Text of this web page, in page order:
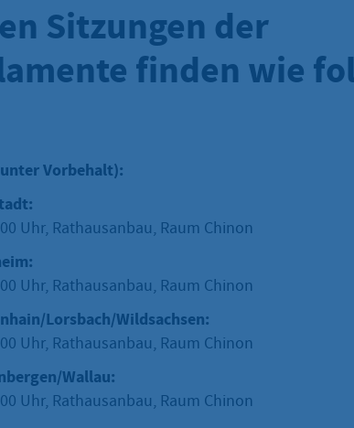
Sitzungen der
finden wie
Vorbehalt):
Uhr, Rathausanbau, Raum Chinon
Uhr, Rathausanbau, Raum Chinon
Lorsbach/Wildsachsen:
Uhr, Rathausanbau, Raum Chinon
Wallau:
Uhr, Rathausanbau, Raum Chinon